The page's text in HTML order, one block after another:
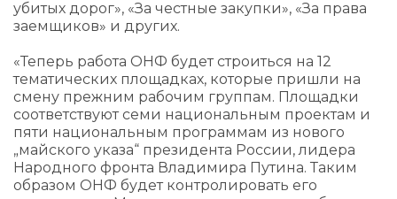
убитых дорог», «За честные закупки», «За права
заемщиков» и других.
«Теперь работа ОНФ будет строиться на 12
тематических площадках, которые пришли на
смену прежним рабочим группам. Площадки
соответствуют семи национальным проектам и
пяти национальным программам из нового
„майского указа“ президента России, лидера
Народного фронта Владимира Путина. Таким
образом ОНФ будет контролировать его